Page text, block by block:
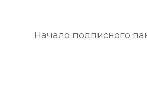
Начало подписного